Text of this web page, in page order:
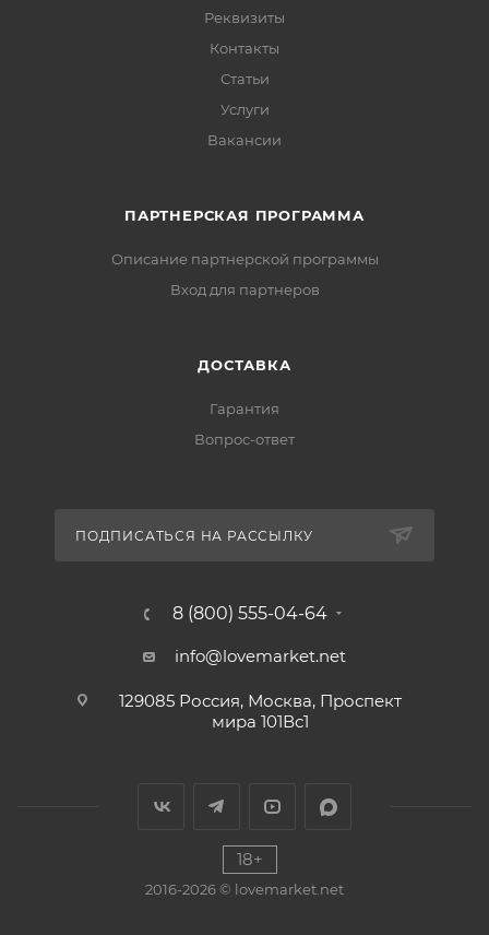
Реквизиты
Контакты
Статьи
Услуги
Вакансии
ПАРТНЕРСКАЯ ПРОГРАММА
Описание партнерской программы
Вход для партнеров
ДОСТАВКА
Гарантия
Вопрос-ответ
ПОДПИСАТЬСЯ НА РАССЫЛКУ
8 (800) 555-04-64
info@lovemarket.net
129085 Россия, Москва, Проспект
мира 101Вс1
2016-2026 © lovemarket.net
18+